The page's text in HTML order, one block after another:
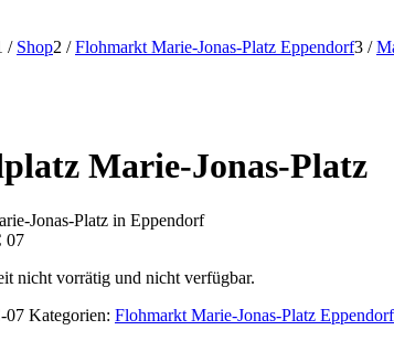
/ Shop2 / Flohmarkt Marie-Jonas-Platz Eppendorf3 /
Marie-Jonas-Platz
Jonas-Platz in Eppendorf
07
nicht vorrätig und nicht verfügbar.
07 Kategorien: Flohmarkt Marie-Jonas-Platz Eppendorf